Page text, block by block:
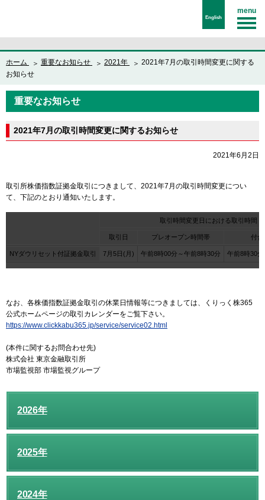
English
ホーム 重要なお知らせ 2021年
2021年7月の取引時間変更に関する
お知らせ
重要なお知らせ
2021年7月の取引時間変更に関するお知らせ
2021年6月2日
取引所株価指数証拠金取引につきまして、2021年7月の取引時間変更につい
て、下記のとおり通知いたします。
取引時間変更日における取引時間
取引日 プレオープン時間帯 付合
NYダウリセット付証拠金取引 7月5日(月) 午前8時00分～午前8時30分 午前8時30分
なお、各株価指数証拠金取引の休業日情報等につきましては、くりっく株365
公式ホームページの取引カレンダーをご覧下さい。
https://www.clickkabu365.jp/service/service02.html
(本件に関するお問合わせ先)
株式会社 東京金融取引所
市場監視部 市場監視グループ
2026年
2025年
2024年
menu